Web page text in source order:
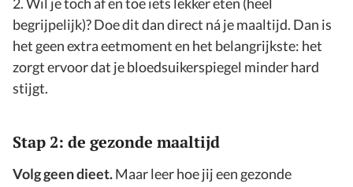
begrijpelijk)? Doe dit dan direct ná je maaltijd. Dan is
het geen extra eetmoment en het belangrijkste: het
zorgt ervoor dat je bloedsuikerspiegel minder hard
stijgt.
Stap 2: de gezonde maaltijd
Volg geen dieet.Maar leer hoe jij een gezonde